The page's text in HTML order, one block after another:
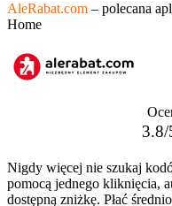
AleRabat.com – polecana
Home
Nigdy więcej nie szukaj
pomocą jednego kliknięcia,
dostępną zniżkę. Płać